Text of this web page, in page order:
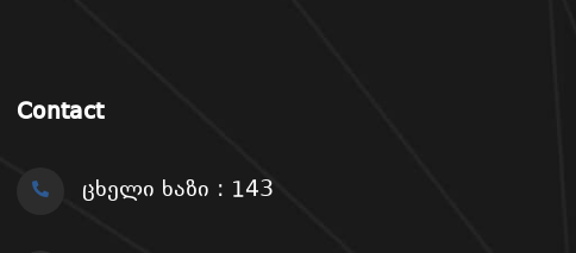
Contact
ცხელი ხაზი : 143